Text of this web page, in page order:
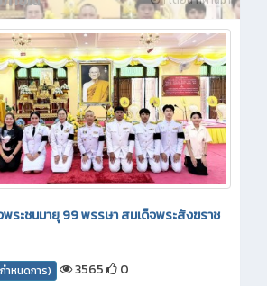
ระชนมายุ 99 พรรษา สมเด็จพระสังฆราช
ำหนดการ) 3565 0